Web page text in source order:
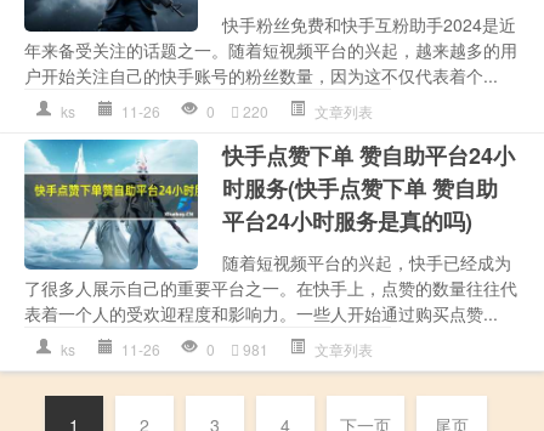
快手粉丝免费和快手互粉助手2024是近
年来备受关注的话题之一。随着短视频平台的兴起，越来越多的用
户开始关注自己的快手账号的粉丝数量，因为这不仅代表着个...
ks 11-26 0 220 文章列表
快手点赞下单 赞自助平台24小
时服务(快手点赞下单 赞自助
平台24小时服务是真的吗)
随着短视频平台的兴起，快手已经成为
了很多人展示自己的重要平台之一。在快手上，点赞的数量往往代
表着一个人的受欢迎程度和影响力。一些人开始通过购买点赞...
ks 11-26 0 981 文章列表
1 2 3 4 下一页 尾页